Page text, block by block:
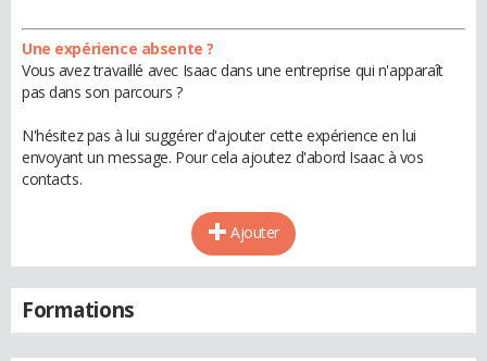
Une expérience absente ?
Vous avez travaillé avec Isaac dans une entreprise qui n'apparaît
pas dans son parcours ?
N'hésitez pas à lui suggérer d'ajouter cette expérience en lui
envoyant un message. Pour cela ajoutez d'abord Isaac à vos
contacts.
Ajouter
Formations